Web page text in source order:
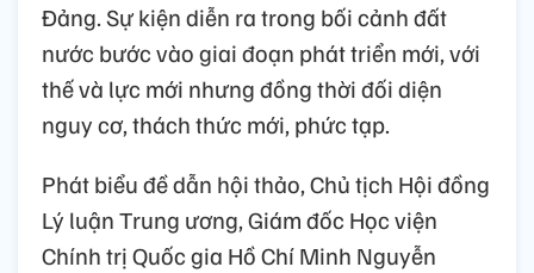
Đảng. Sự kiện diễn ra trong bối cảnh đất
nước bước vào giai đoạn phát triển mới, với
thế và lực mới nhưng đồng thời đối diện
nguy cơ, thách thức mới, phức tạp.
Phát biểu đề dẫn hội thảo, Chủ tịch Hội đồng
Lý luận Trung ương, Giám đốc Học viện
Chính trị Quốc gia Hồ Chí Minh Nguyễn